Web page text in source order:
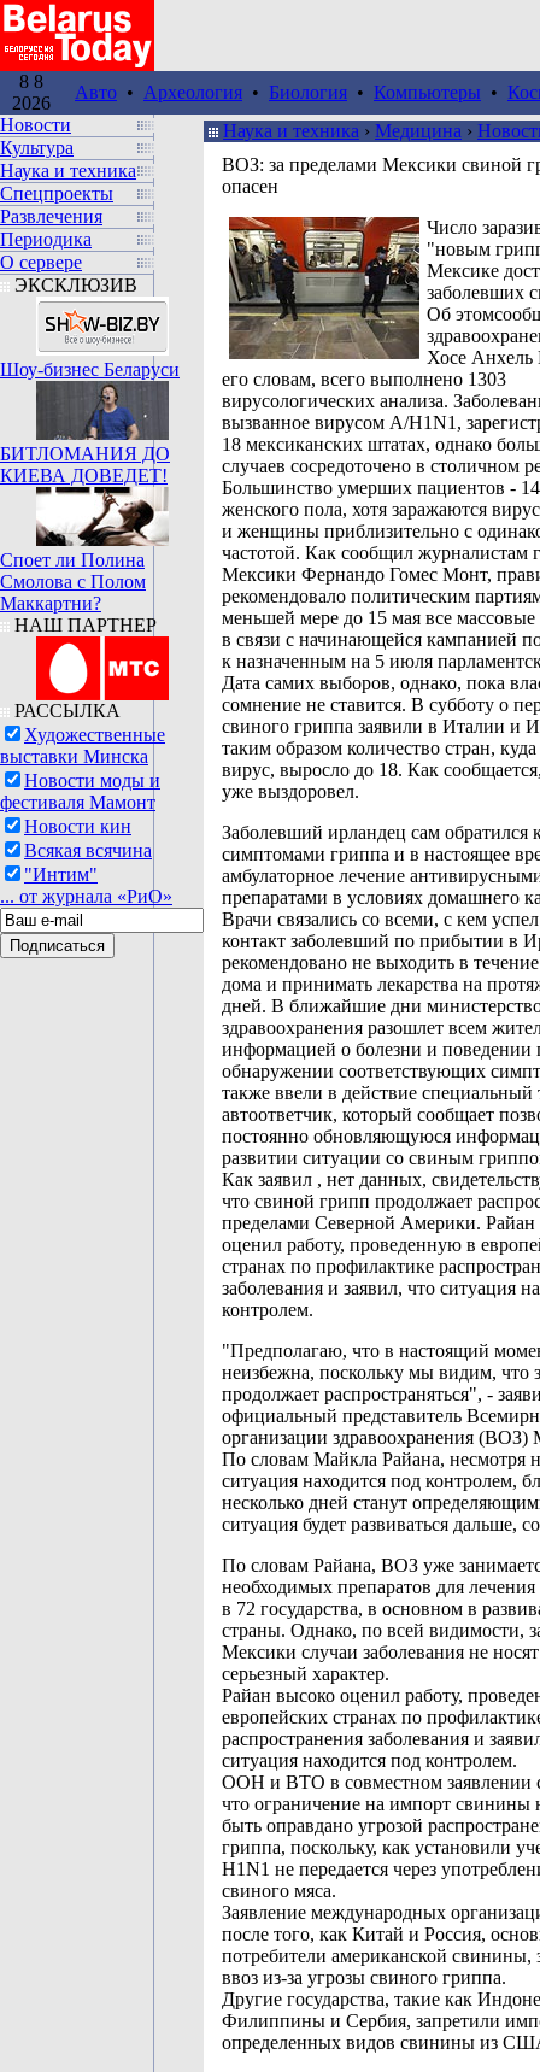
8 8
2026
Авто • Археология • Биология • Компьютеры •
Новости
Культура
Наука и техника
Спецпроекты
Развлечения
Периодика
О сервере
ЭКСКЛЮЗИВ
Шоу-бизнес Беларуси
БИТЛОМАНИЯ ДО
КИЕВА ДОВЕДЕТ!
Споет ли Полина
Смолова с Полом
Маккартни?
НАШ ПАРТНЕР
РАССЫЛКА
Художественные
выставки Минска
Новости моды и
фестиваля Мамонт
Новости кин
Всякая всячина
"Интим"
... от журнала «РиО»
Наука и техника › Медицина ›
ВОЗ: за пределами Мексики свиной
опасен
Число
"новым
Мексике
заболевших
Об
Хосе Анхель
его словам, всего выполнено 1303
вирусологических анализа.
вызванное вирусом A/H1N1,
18 мексиканских штатах, однако
случаев сосредоточено в столичном
Большинство умерших пациентов -
женского пола, хотя заражаются
и женщины приблизительно с
частотой. Как сообщил журналистам
Мексики Фернандо Гомес Монт,
рекомендовало политическим
меньшей мере до 15 мая все
в связи с начинающейся кампанией
к назначенным на 5 июля
Дата самих выборов, однако, пока
сомнение не ставится. В субботу о
свиного гриппа заявили в Италии и
таким образом количество стран,
вирус, выросло до 18. Как
уже выздоровел.
Заболевший ирландец сам обратился
симптомами гриппа и в настоящее
амбулаторное лечение
препаратами в условиях домашнего
Врачи связались со всеми, с кем
контакт заболевший по прибытии в
рекомендовано не выходить в
дома и принимать лекарства на
дней. В ближайшие дни
здравоохранения разошлет всем
информацией о болезни и поведении
обнаружении соответствующих
также ввели в действие
автоответчик, который сообщает
постоянно обновляющуюся
развитии ситуации со свиным
Как заявил , нет данных,
что свиной грипп продолжает
пределами Северной Америки. Райан
оценил работу, проведенную в
странах по профилактике
заболевания и заявил, что ситуация
контролем.
"Предполагаю, что в настоящий
неизбежна, поскольку мы видим, что
продолжает распространяться", -
официальный представитель
организации здравоохранения (ВОЗ)
По словам Майкла Райана, несмотря
ситуация находится под контролем,
несколько дней станут
ситуация будет развиваться дальше,
По словам Райана, ВОЗ уже
необходимых препаратов для лечения
в 72 государства, в основном в
страны. Однако, по всей видимости,
Мексики случаи заболевания не
серьезный характер.
Райан высоко оценил работу,
европейских странах по
распространения заболевания и
ситуация находится под контролем.
ООН и ВТО в совместном заявлении
что ограничение на импорт свинины
быть оправдано угрозой
гриппа, поскольку, как установили
H1N1 не передается через
свиного мяса.
Заявление международных
после того, как Китай и Россия,
потребители американской свинины,
ввоз из-за угрозы свиного гриппа.
Другие государства, такие как
Филиппины и Сербия, запретили
определенных видов свинины из